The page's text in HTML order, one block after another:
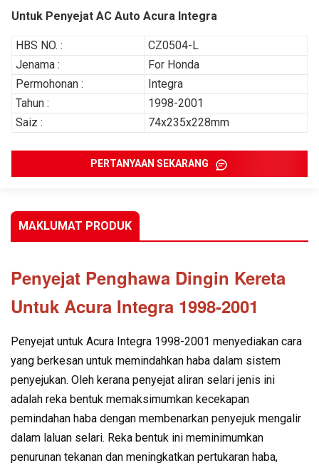
Untuk Penyejat AC Auto Acura Integra
HBS NO. :
CZ0504-L
Jenama :
For Honda
Permohonan :
Integra
Tahun :
1998-2001
Saiz :
74x235x228mm
PERTANYAAN SEKARANG
MAKLUMAT PRODUK
Penyejat Penghawa Dingin Kereta
Untuk Acura Integra 1998-2001
Penyejat untuk Acura Integra 1998-2001 menyediakan cara
yang berkesan untuk memindahkan haba dalam sistem
penyejukan. Oleh kerana penyejat aliran selari jenis ini
adalah reka bentuk memaksimumkan kecekapan
pemindahan haba dengan membenarkan penyejuk mengalir
dalam laluan selari. Reka bentuk ini meminimumkan
penurunan tekanan dan meningkatkan pertukaran haba,